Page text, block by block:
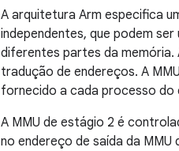
A arquitetura Arm especifica
independentes, que podem
diferentes partes da memória.
tradução de endereços. A
fornecido a cada processo do
A MMU de estágio 2 é
no endereço de saída da